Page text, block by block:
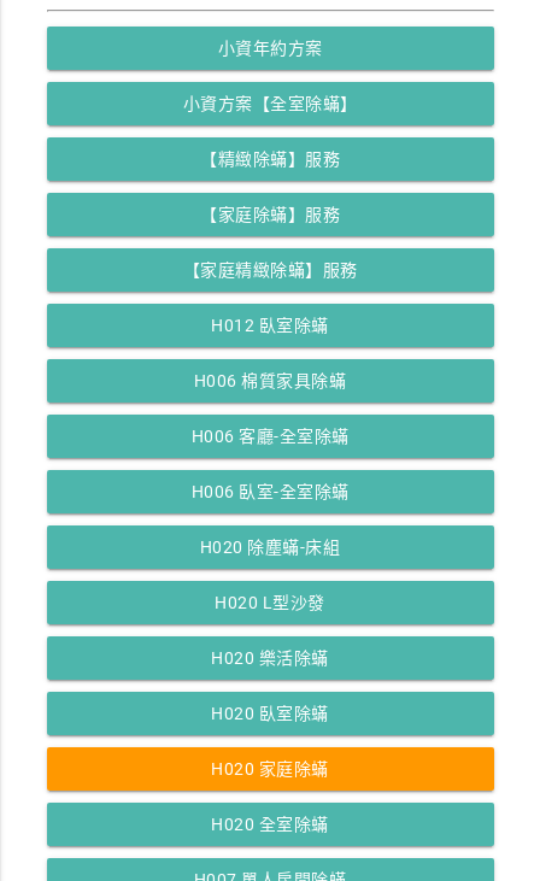
小資年約方案
小資方案【全室除蟎】
【精緻除蟎】服務
【家庭除蟎】服務
【家庭精緻除蟎】服務
H012 臥室除蟎
H006 棉質家具除蟎
H006 客廳-全室除蟎
H006 臥室-全室除蟎
H020 除塵蟎-床組
H020 L型沙發
H020 樂活除蟎
H020 臥室除蟎
H020 家庭除蟎
H020 全室除蟎